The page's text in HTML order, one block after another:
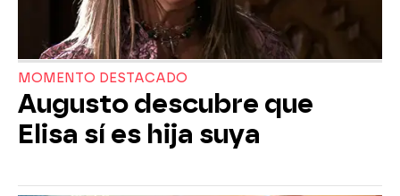
MOMENTO DESTACADO
Augusto descubre que
Elisa sí es hija suya